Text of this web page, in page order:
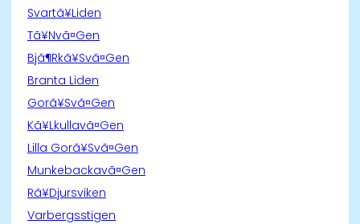
Svartã¥Liden
Tã¥Nvã¤Gen
Bjã¶Rkã¥Svã¤Gen
Branta Liden
Gorã¥Svã¤Gen
Kã¥Lkullavã¤Gen
Lilla Gorã¥Svã¤Gen
Munkebackavã¤Gen
Rã¥Djursviken
Varbergsstigen